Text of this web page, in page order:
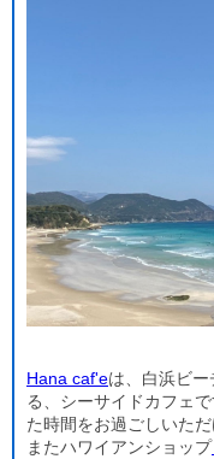
Hana caf'eは、白浜ビ
る、シーサイドカフェ
た時間をお過ごしいただ
またハワイアンショップ